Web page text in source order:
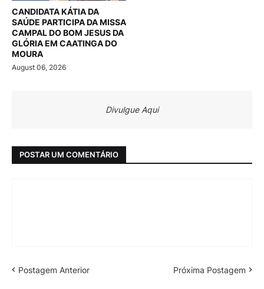
CANDIDATA KÁTIA DA
SAÚDE PARTICIPA DA MISSA
CAMPAL DO BOM JESUS DA
GLÓRIA EM CAATINGA DO
MOURA
August 06, 2026
Divulgue Aqui
POSTAR UM COMENTÁRIO
Postagem Anterior Próxima Postagem